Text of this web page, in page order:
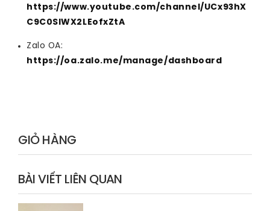
https://www.youtube.com/channel/UCx93hX
C9C0SlWX2LEofxZtA
Zalo OA:
https://oa.zalo.me/manage/dashboard
GIỎ HÀNG
BÀI VIẾT LIÊN QUAN